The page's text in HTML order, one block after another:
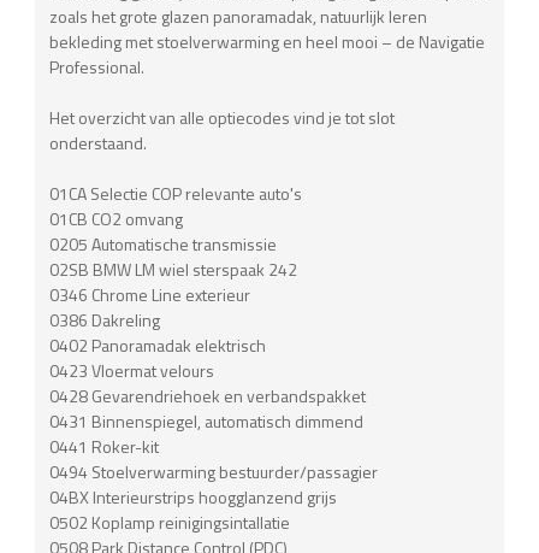
zoals het grote glazen panoramadak, natuurlijk leren
bekleding met stoelverwarming en heel mooi – de Navigatie
Professional.
Het overzicht van alle optiecodes vind je tot slot
onderstaand.
01CA Selectie COP relevante auto's
01CB CO2 omvang
0205 Automatische transmissie
02SB BMW LM wiel sterspaak 242
0346 Chrome Line exterieur
0386 Dakreling
0402 Panoramadak elektrisch
0423 Vloermat velours
0428 Gevarendriehoek en verbandspakket
0431 Binnenspiegel, automatisch dimmend
0441 Roker-kit
0494 Stoelverwarming bestuurder/passagier
04BX Interieurstrips hoogglanzend grijs
0502 Koplamp reinigingsintallatie
0508 Park Distance Control (PDC)